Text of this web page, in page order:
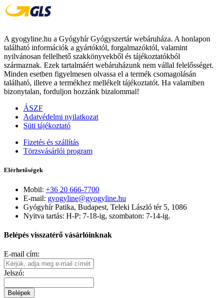
A gyogyline.hu a Gyógyhír Gyógyszertár webáruháza. A honlapon
található információk a gyártóktól, forgalmazóktól, valamint
nyilvánosan fellelhető szakkönyvekből és tájékoztatókból
származnak. Ezek tartalmáért webáruházunk nem vállal felelősséget.
Minden esetben figyelmesen olvassa el a termék csomagolásán
található, illetve a termékhez mellékelt tájékoztatót. Ha valamiben
bizonytalan, forduljon hozzánk bizalommal!
ÁSZF
Adatvédelmi nyilatkozat
Süti tájékoztató
Fizetés és szállítás
Törzsvásárlói program
Elérhetőségek
Mobil: +36 20 666-7700
E-mail: gyogyline@gyogyline.hu
Gyógyhír Patika, Budapest, Teleki László tér 5, 1086
Nyitva tartás: H-P: 7-18-ig, szombaton: 7-14-ig.
Belépés visszatérő vásárlóinknak
E-mail cím:
Jelszó:
Belépek